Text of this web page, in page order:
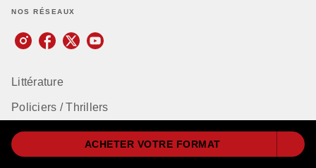
ACHETER VOTRE FORMAT
NOS RÉSEAUX
Littérature
Policiers / Thrillers
Romance
Imaginaire